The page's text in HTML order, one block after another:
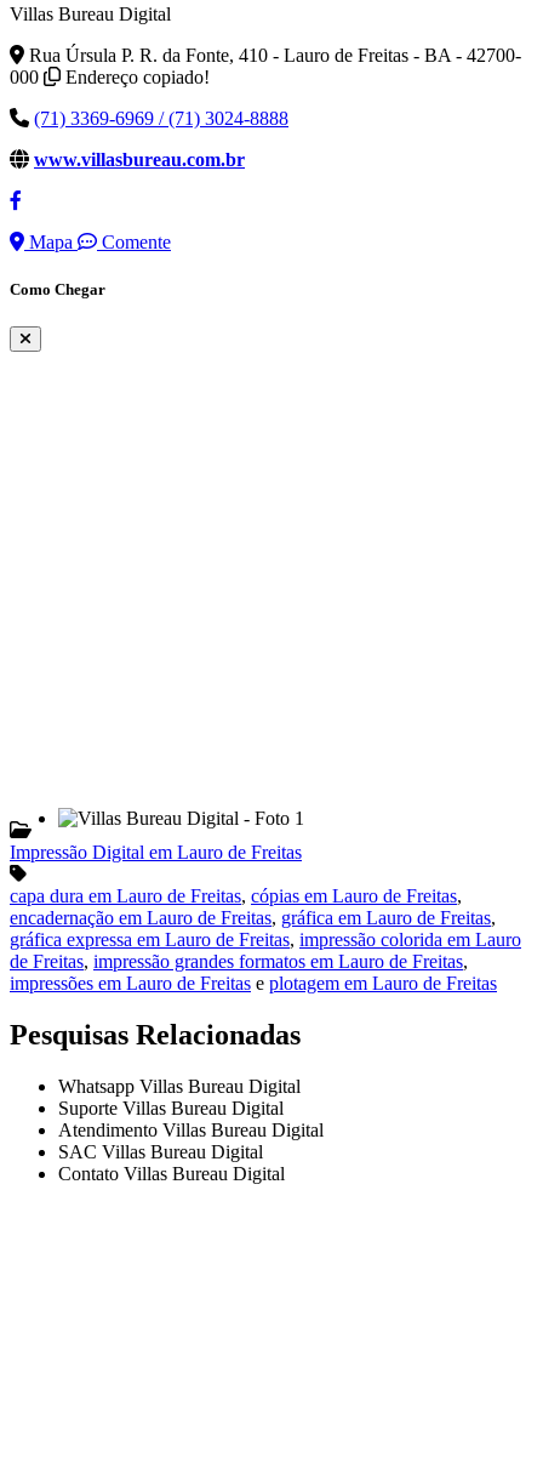
Villas Bureau Digital
Rua Úrsula P. R. da Fonte, 410 - Lauro de Freitas - BA - 42700-
000
Endereço copiado!
(71) 3369-6969 / (71) 3024-8888
www.villasbureau.com.br
Mapa Comente
Como Chegar
Impressão Digital em Lauro de Freitas
capa dura em Lauro de Freitas, cópias em Lauro de Freitas,
encadernação em Lauro de Freitas, gráfica em Lauro de Freitas,
gráfica expressa em Lauro de Freitas, impressão colorida em Lauro
de Freitas, impressão grandes formatos em Lauro de Freitas,
impressões em Lauro de Freitas e plotagem em Lauro de Freitas
Pesquisas Relacionadas
Whatsapp Villas Bureau Digital
Suporte Villas Bureau Digital
Atendimento Villas Bureau Digital
SAC Villas Bureau Digital
Contato Villas Bureau Digital